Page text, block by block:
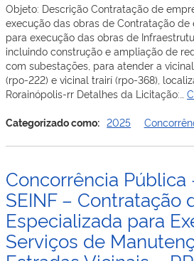
arte
corrente
na
Vicinal
03
(CTA
261)
Trav.
Extensão
total
16,30
Km,
localizada
Objeto: Descrição Contratação de
execução das obras de Contratação
para execução das obras de
incluindo construção e ampliação de
com subestações, para atender a
(rpo-222) e vicinal trairí (rpo-368),
Rorainópolis-rr Detalhes da Licitação:…
Categorizado como: 2025
Concorrência
SEINF – Contratação
Especializada para
Serviços de